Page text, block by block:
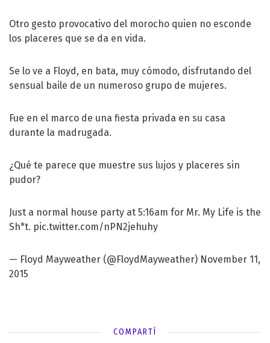
Otro gesto provocativo del morocho quien no esconde
los placeres que se da en vida.
Se lo ve a Floyd, en bata, muy cómodo, disfrutando del
sensual baile de un numeroso grupo de mujeres.
Fue en el marco de una fiesta privada en su casa
durante la madrugada.
¿Qué te parece que muestre sus lujos y placeres sin
pudor?
Just a normal house party at 5:16am for Mr. My Life is the
Sh*t. pic.twitter.com/nPN2jehuhy
— Floyd Mayweather (@FloydMayweather) November 11,
2015
COMPARTÍ